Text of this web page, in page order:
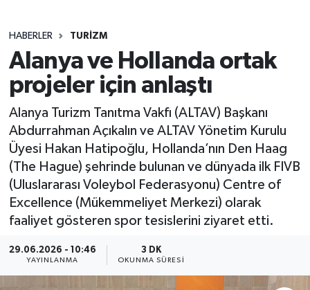
HABERLER TURIZM
Alanya ve Hollanda ortak
projeler için anlaştı
Alanya Turizm Tanıtma Vakfı (ALTAV) Başkanı
Abdurrahman Açıkalın ve ALTAV Yönetim Kurulu
Üyesi Hakan Hatipoğlu, Hollanda’nın Den Haag
(The Hague) şehrinde bulunan ve dünyada ilk FIVB
(Uluslararası Voleybol Federasyonu) Centre of
Excellence (Mükemmeliyet Merkezi) olarak
faaliyet gösteren spor tesislerini ziyaret etti.
29.06.2026 - 10:46
YAYINLANMA
3 DK
OKUNMA SÜRESI
Siyaset
Spor
Turizm
Ekonomi
Gazipaşa
Süper Lig Puan Durumu ve Fikstür
Tüm Manşetler
Son Dakika Haberleri
Haber Arşivi